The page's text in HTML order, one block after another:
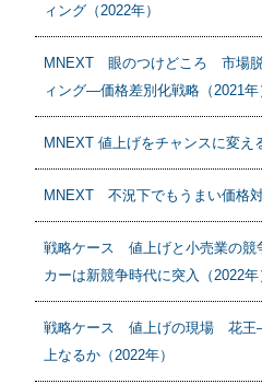
ィング（2022年）
MNEXT 眼のつけどころ 市場脱
ィング―価格差別化戦略（2021年
MNEXT 値上げをチャンスに変え
MNEXT 不況下でもうまい価格対
戦略ケース 値上げと小売業の
カーは新競争時代に突入（2022年
戦略ケース 値上げの現場 花王
上なるか（2022年）